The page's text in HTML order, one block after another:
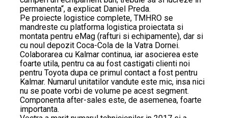
permanenta“, a explicat Daniel Preda.
Pe proiecte logistice complete, TMHRO se
mandreste cu platforma logistica proiectata si
montata pentru eMag (rafturi si echipamente), dar si
cu noul depozit Coca-Cola de la Vatra Dornei.
Colaborarea cu Kalmar continua, iar asocierea este
foarte utila, pentru ca au fost castigati clienti noi
pentru Toyota dupa ce primul contact a fost pentru
Kalmar. Numarul unitatilor vandute este mic, insa nici
nu se poate vorbi de volume pe acest segment.
Componenta after-sales este, de asemenea, foarte
importanta.